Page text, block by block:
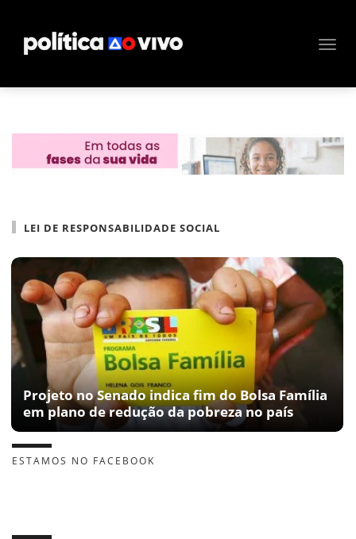
LEI DE RESPONSABILIDADE SOCIAL
Projeto no Senado indica fim do Bolsa Família
em plano de redução da pobreza no país
ESTAMOS NO FACEBOOK